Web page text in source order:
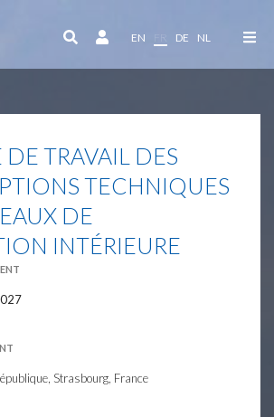
EN FR DE NL
TRAVAIL DES
TECHNIQUES
DE
INTÉRIEURE
Strasbourg, France